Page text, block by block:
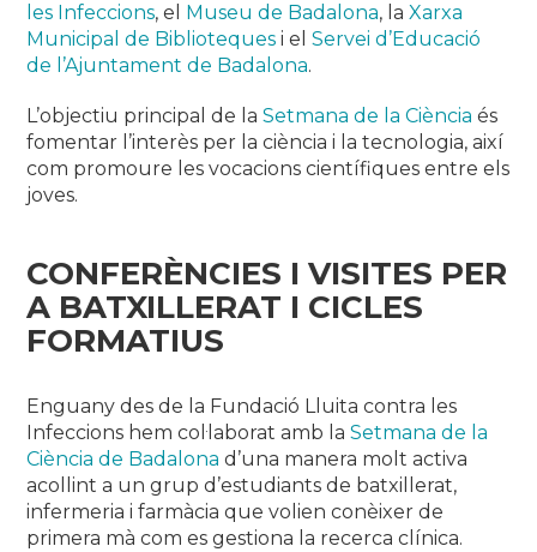
les Infeccions, el Museu de Badalona, laXarxa
Municipal de Biblioteques i elServei d’Educació
de l’Ajuntament de Badalona.
L’objectiu principal de laSetmana de la Ciència és
fomentar l’interès per la ciència i la tecnologia, així
com promoure les vocacions científiques entre els
joves.
CONFERÈNCIES I VISITES PER
A BATXILLERAT I CICLES
FORMATIUS
Enguany des de la Fundació Lluita contra les
Infeccions hem col·laborat amb laSetmana de la
Ciència de Badalona d’una manera molt activa
acollint a un grup d’estudiants de batxillerat,
infermeria i farmàcia que volien conèixer de
primera mà com es gestiona la recerca clínica.